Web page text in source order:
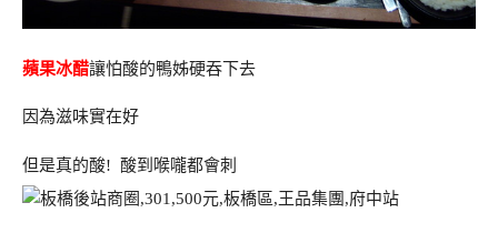
蘋果冰醋讓怕酸的鴨姊硬吞下去
因為滋味實在好
但是真的酸! 酸到喉嚨都會刺